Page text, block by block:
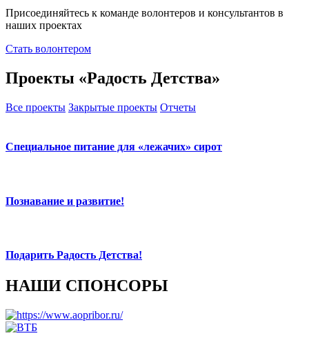
Присоединяйтесь к команде волонтеров и консультантов в
наших проектах
Стать волонтером
Проекты «Радость Детства»
Все проекты Закрытые проекты Отчеты
Специальное питание для «лежачих» сирот
Познавание и развитие!
Подарить Радость Детства!
НАШИ СПОНСОРЫ